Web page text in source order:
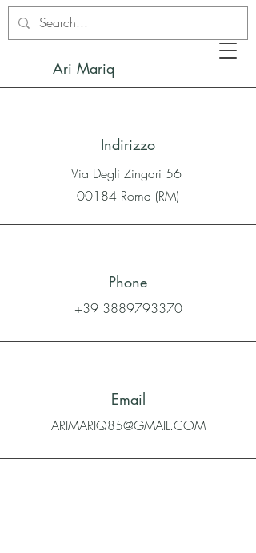
Ari Mariq
Indirizzo
Via Degli Zingari 56
00184 Roma (RM)
Phone
+39 3889793370
Email
ARIMARIQ85@GMAIL.COM